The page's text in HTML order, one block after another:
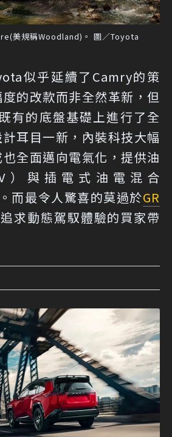
美規稱Woodland)。 圖／Toyota
似乎延續了Camry的策
的改款而非全然革新，但
有的底盤基礎上進行了全
耳目一新，內裝科技大幅
全面邁向電氣化，提供油
）與插電式油電混合
而最令人驚喜的莫過於GR
求動態駕馭體驗的買家帶